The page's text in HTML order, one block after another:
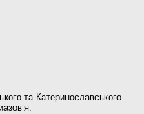
та Катеринославського